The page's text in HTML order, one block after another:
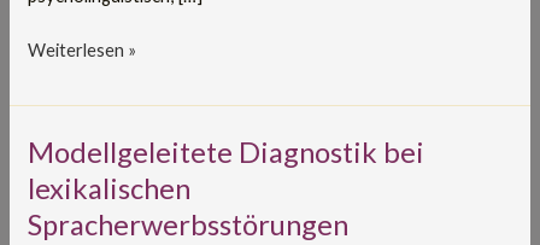
Weiterlesen »
Modellgeleitete Diagnostik bei
lexikalischen
Spracherwerbsstörungen
Modellgeleitete
bei
lexikalischen